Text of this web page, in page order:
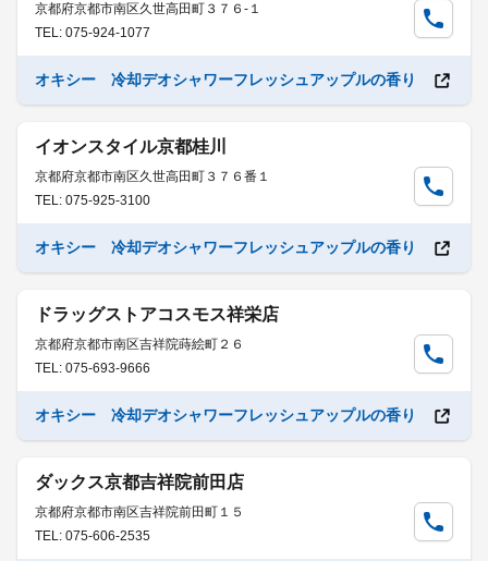
京都府京都市南区久世高田町３７６-１
TEL: 075-924-1077
オキシー 冷却デオシャワーフレッシュアップルの香り
イオンスタイル京都桂川
京都府京都市南区久世高田町３７６番１
TEL: 075-925-3100
オキシー 冷却デオシャワーフレッシュアップルの香り
ドラッグストアコスモス祥栄店
京都府京都市南区吉祥院蒔絵町２６
TEL: 075-693-9666
オキシー 冷却デオシャワーフレッシュアップルの香り
ダックス京都吉祥院前田店
京都府京都市南区吉祥院前田町１５
TEL: 075-606-2535